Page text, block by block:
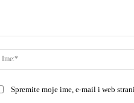
Spremite moje ime, e-mail i web